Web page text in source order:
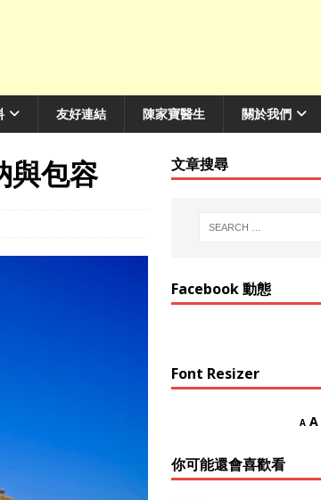
友好連結 陳家寶醫生 關於我們
與包容 文章搜尋
Facebook 動態
Font Resizer
A A
你可能還會喜歡看